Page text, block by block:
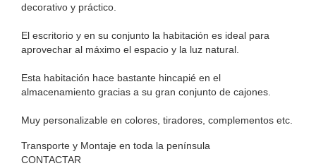
decorativo y práctico.
El escritorio y en su conjunto la habitación es ideal para
aprovechar al máximo el espacio y la luz natural.
Esta habitación hace bastante hincapié en el
almacenamiento gracias a su gran conjunto de cajones.
Muy personalizable en colores, tiradores, complementos etc.
Transporte y Montaje en toda la península
CONTACTAR